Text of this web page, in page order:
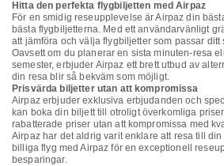
Hitta den perfekta flygbiljetten med Airpaz
För en smidig reseupplevelse är Airpaz din
bästa flygbiljetterna. Med ett användarvänligt
att jämföra och välja flygbiljetter som passar
Oavsett om du planerar en sista minuten-resa
semester, erbjuder Airpaz ett brett utbud av
din resa blir så bekväm som möjligt.
Prisvärda biljetter utan att kompromissa
Airpaz erbjuder exklusiva erbjudanden och
kan boka din biljett till otroligt överkomliga
rabatterade priser utan att kompromissa med
Airpaz har det aldrig varit enklare att resa till
billiga flyg med Airpaz för en exceptionell
besparingar.